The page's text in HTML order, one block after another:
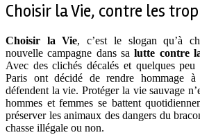
Choisir la Vie, contre les
Choisir la Vie, c’est le slogan qu’à
nouvelle campagne dans salutte contre
Avec des clichés décalés et quelques
Paris ont décidé de rendre hommage
défendent la vie. Protéger la vie sauvage
hommes et femmes se battent
préserver les animaux des dangers du
chasse illégale ou non.